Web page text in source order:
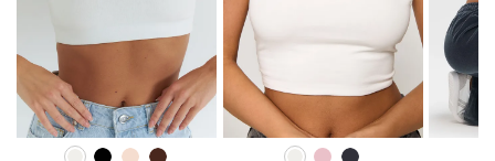
" class="js-prevent-
" class="js-prevent-